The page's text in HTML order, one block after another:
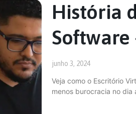
História
Software
junho 3, 2024
Veja como o Escritório
menos burocracia no dia